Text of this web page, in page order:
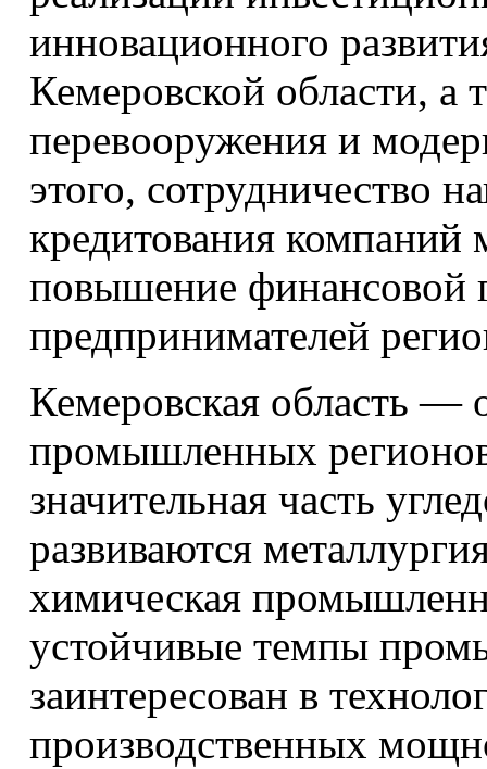
инновационного
Кемеровской области, а
перевооружения и
этого, сотрудничество
кредитования компаний
повышение финансовой
предпринимателей
Кемеровская область —
промышленных
значительная часть
развиваются
химическая
устойчивые темпы
заинтересован в
производственных